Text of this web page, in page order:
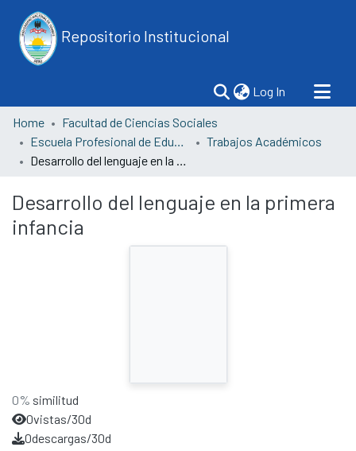
Repositorio Institucional
Log In (current)
Home
Facultad de Ciencias Sociales
Escuela Profesional de Educación
Trabajos Académicos
Desarrollo del lenguaje en la primera infancia
Desarrollo del lenguaje en la primera
infancia
0% similitud
0vistas/30d
0descargas/30d